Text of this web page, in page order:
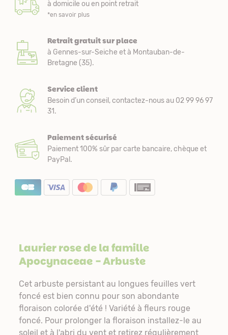
à domicile ou en point retrait
*en savoir plus
Retrait gratuit sur place
à Gennes-sur-Seiche et à Montauban-de-
Bretagne (35).
Service client
Besoin d’un conseil, contactez-nous au 02 99 96 97
31.
Paiement sécurisé
Paiement 100% sûr par carte bancaire, chèque et
PayPal.
Laurier rose de la famille
Apocynaceae- Arbuste
Cet arbuste persistant au longues feuilles vert
foncé est bien connu pour son abondante
floraison colorée d'été ! Variété à fleurs rouge
foncé. Pour prolonger la floraison installez-le au
soleil et à l'abri du vent et retirez régulièrement